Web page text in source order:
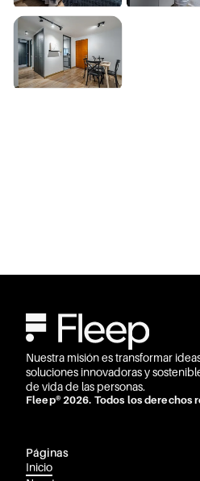
Nuestra misión es transformar
soluciones innovadoras y
de vida de las personas.
Fleep® 2026. Todos los derechos
Páginas
Inicio